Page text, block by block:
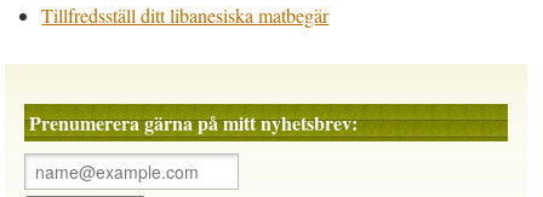
Tillfredsställ ditt libanesiska matbegär
Prenumerera gärna på mitt nyhetsbrev: